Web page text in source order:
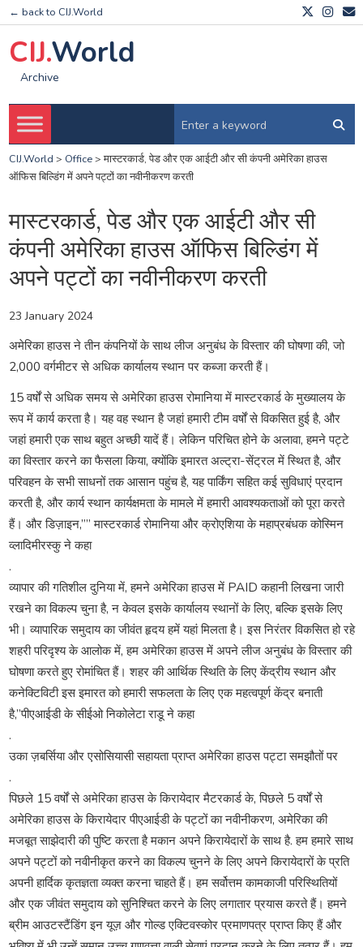
← back to CIJ.World
CIJ.World
Archive
CIJ.World > Office>मास्टरकार्ड, पेड और एक आईटी और सी कंपनी अमेरिका हाउस
ऑफिस बिल्डिंग में अपने पट्टों का नवीनीकरण करती
मास्टरकार्ड, पेड और एक आईटी और सी
कंपनी अमेरिका हाउस ऑफिस बिल्डिंग में
अपने पट्टों का नवीनीकरण करती
23 January 2024
अमेरिका हाउस ने तीन कंपनियों के साथ लीज अनुबंध के विस्तार की घोषणा की, जो
2,000 वर्गमीटर से अधिक कार्यालय स्थान पर कब्जा करती हैं।
15 वर्षों से अधिक समय से अमेरिका हाउस रोमानिया में मास्टरकार्ड के मुख्यालय के
रूप में कार्य करता है। यह वह स्थान है जहां हमारी टीम वर्षों से विकसित हुई है, और
जहां हमारी एक साथ बहुत अच्छी यादें हैं। लेकिन परिचित होने के अलावा, हमने पट्टे
का विस्तार करने का फैसला किया, क्योंकि इमारत अल्ट्रा-सेंट्रल में स्थित है, और
परिवहन के सभी साधनों तक आसान पहुंच है, यह पार्किंग सहित कई सुविधाएं प्रदान
करती है, और कार्य स्थान कार्यक्षमता के मामले में हमारी आवश्यकताओं को पूरा करते
हैं। और डिज़ाइन,”” मास्टरकार्ड रोमानिया और क्रोएशिया के महाप्रबंधक कोस्मिन
व्लादिमीरस्कु ने कहा
.
व्यापार की गतिशील दुनिया में, हमने अमेरिका हाउस में PAID कहानी लिखना जारी
रखने का विकल्प चुना है, न केवल इसके कार्यालय स्थानों के लिए, बल्कि इसके लिए
भी। व्यापारिक समुदाय का जीवंत हृदय हमें यहां मिलता है। इस निरंतर विकसित हो रहे
शहरी परिदृश्य के आलोक में, हम अमेरिका हाउस में अपने लीज अनुबंध के विस्तार की
घोषणा करते हुए रोमांचित हैं। शहर की आर्थिक स्थिति के लिए केंद्रीय स्थान और
कनेक्टिविटी इस इमारत को हमारी सफलता के लिए एक महत्वपूर्ण केंद्र बनाती
है,”पीएआईडी के सीईओ निकोलेटा राडू ने कहा
.
उका ज़बर्सिया और एसोसियासी सहायता प्राप्त अमेरिका हाउस पट्टा समझौतों पर
.
पिछले 15 वर्षों से अमेरिका हाउस के किरायेदार मैटरकार्ड के, पिछले 5 वर्षों से
अमेरिका हाउस के किरायेदार पीएआईडी के पट्टों का नवीनीकरण, अमेरिका की
मजबूत साझेदारी की पुष्टि करता है मकान अपने किरायेदारों के साथ है. हम हमारे साथ
अपने पट्टों को नवीनीकृत करने का विकल्प चुनने के लिए अपने किरायेदारों के प्रति
अपनी हार्दिक कृतज्ञता व्यक्त करना चाहते हैं। हम सर्वोत्तम कामकाजी परिस्थितियों
और एक जीवंत समुदाय को सुनिश्चित करने के लिए लगातार प्रयास करते हैं। हमने
ब्रीम आउटस्टैंडिंग इन यूज़ और गोल्ड एक्टिवस्कोर प्रमाणपत्र प्राप्त किए हैं और